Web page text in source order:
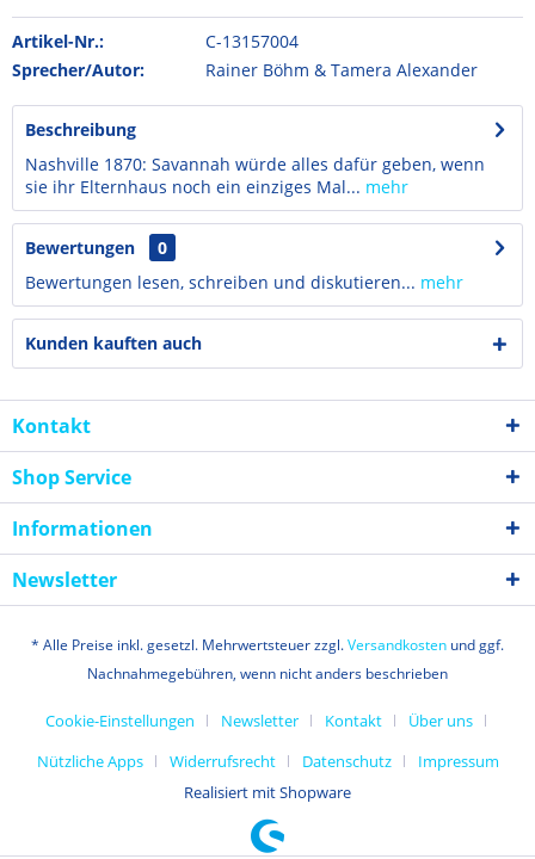
Artikel-Nr.:
C-13157004
Sprecher/Autor:
Rainer Böhm & Tamera Alexander
Beschreibung
Nashville 1870: Savannah würde alles dafür geben, wenn
sie ihr Elternhaus noch ein einziges Mal... mehr
Bewertungen
0
Bewertungen lesen, schreiben und diskutieren... mehr
Kunden kauften auch
Kontakt
Shop Service
Informationen
Newsletter
* Alle Preise inkl. gesetzl. Mehrwertsteuer zzgl.Versandkosten und ggf.
Nachnahmegebühren, wenn nicht anders beschrieben
Cookie-Einstellungen Newsletter Kontakt
Über uns
Nützliche Apps
Widerrufsrecht Datenschutz
Impressum
Realisiert mit Shopware